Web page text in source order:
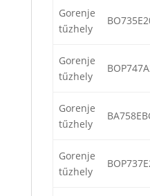
Gorenje
tűzhely
Gorenje
tűzhely
Gorenje
tűzhely
Gorenje
tűzhely